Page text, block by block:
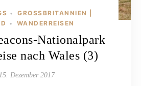
•
GROSSBRITANNIEN | I
• WANDERREISEN
Nationalpark
nach Wales (3)
15. Dezember 2017